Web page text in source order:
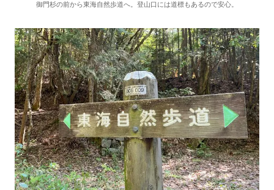
御門杉の前から東海自然歩道へ。登山口には道標もあるので安心。